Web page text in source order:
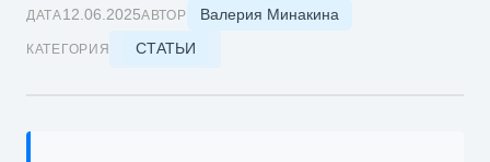
ДАТА12.06.2025АВТОР Валерия Минакина
КАТЕГОРИЯ СТАТЬИ